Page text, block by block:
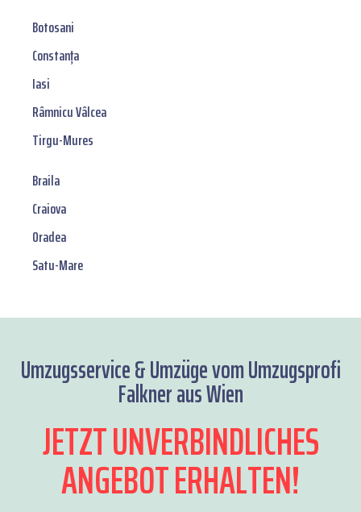
Botosani
Constanța
Iasi
Râmnicu Vâlcea
Tirgu-Mures
Braila
Craiova
Oradea
Satu-Mare
Umzugsservice & Umzüge vom Umzugsprofi
Falkner aus Wien
JETZT UNVERBINDLICHES
ANGEBOT ERHALTEN!